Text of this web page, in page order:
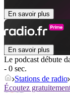
En savoir plus
En savoir plus
Le podcast débute
- 0 sec.
Stations de radio
Écoutez